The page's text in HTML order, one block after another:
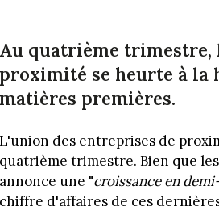
Au quatrième trimestre,
proximité se heurte à la
matières premières.
L'union des entreprises de
quatrième trimestre. Bien que
annonce une "croissance en
chiffre d'affaires de ces